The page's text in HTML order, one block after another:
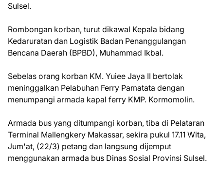
Sulsel.
Rombongan korban, turut dikawal Kepala bidang
Kedaruratan dan Logistik Badan Penanggulangan
Bencana Daerah (BPBD), Muhammad Ikbal.
Sebelas orang korban KM. Yuiee Jaya II bertolak
meninggalkan Pelabuhan Ferry Pamatata dengan
menumpangi armada kapal ferry KMP. Kormomolin.
Armada bus yang ditumpangi korban, tiba di Pelataran
Terminal Mallengkery Makassar, sekira pukul 17.11 Wita,
Jum'at, (22/3) petang dan langsung dijemput
menggunakan armada bus Dinas Sosial Provinsi Sulsel.